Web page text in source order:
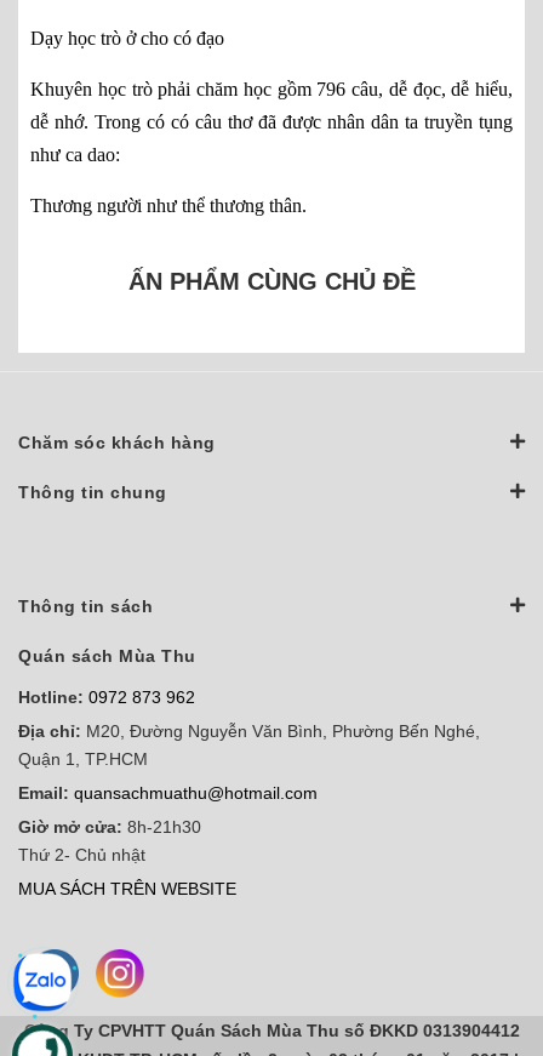
Dạy học trò ở cho có đạo
Khuyên học trò phải chăm học gồm 796 câu, dễ đọc, dễ hiểu,
dễ nhớ. Trong có có câu thơ đã được nhân dân ta truyền tụng
như ca dao:
Thương người như thể thương thân.
ẤN PHẨM CÙNG CHỦ ĐỀ
Chăm sóc khách hàng
Thông tin chung
Thông tin sách
Quán sách Mùa Thu
Hotline: 0972 873 962
Địa chỉ: M20, Đường Nguyễn Văn Bình, Phường Bến Nghé,
Quận 1, TP.HCM
Email: quansachmuathu@hotmail.com
Giờ mở cửa: 8h-21h30
Thứ 2- Chủ nhật
MUA SÁCH TRÊN WEBSITE
Công Ty CPVHTT Quán Sách Mùa Thu số ĐKKD 0313904412